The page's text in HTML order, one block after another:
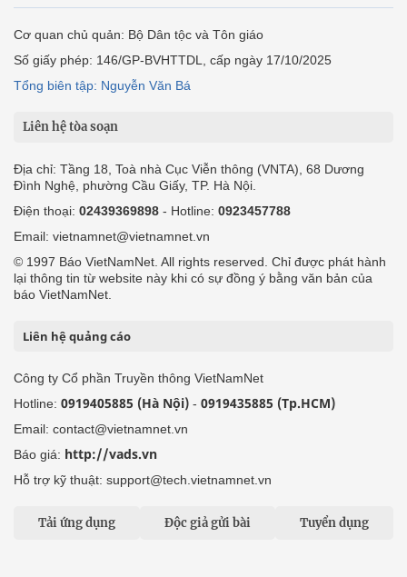
Cơ quan chủ quản: Bộ Dân tộc và Tôn giáo
Số giấy phép: 146/GP-BVHTTDL, cấp ngày 17/10/2025
Tổng biên tập: Nguyễn Văn Bá
Liên hệ tòa soạn
Địa chỉ: Tầng 18, Toà nhà Cục Viễn thông (VNTA), 68 Dương
Đình Nghệ, phường Cầu Giấy, TP. Hà Nội.
Điện thoại: 02439369898 - Hotline: 0923457788
Email: vietnamnet@vietnamnet.vn
© 1997 Báo VietNamNet. All rights reserved. Chỉ được phát hành
lại thông tin từ website này khi có sự đồng ý bằng văn bản của
báo VietNamNet.
Liên hệ quảng cáo
Công ty Cổ phần Truyền thông VietNamNet
Hotline: 0919405885 (Hà Nội) - 0919435885 (Tp.HCM)
Email: contact@vietnamnet.vn
Báo giá: http://vads.vn
Hỗ trợ kỹ thuật: support@tech.vietnamnet.vn
Tải ứng dụng Độc giả gửi bài Tuyển dụng